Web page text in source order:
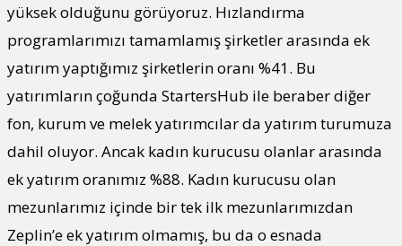
yüksek olduğunu görüyoruz. Hızlandırma
programlarımızı tamamlamış şirketler arasında ek
yatırım yaptığımız şirketlerin oranı %41. Bu
yatırımların çoğunda StartersHub ile beraber diğer
fon, kurum ve melek yatırımcılar da yatırım turumuza
dahil oluyor. Ancak kadın kurucusu olanlar arasında
ek yatırım oranımız %88. Kadın kurucusu olan
mezunlarımız içinde bir tek ilk mezunlarımızdan
Zeplin’e ek yatırım olmamış, bu da o esnada